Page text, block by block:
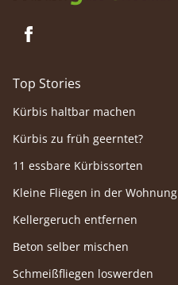
Top Stories
Kürbis haltbar machen
Kürbis zu früh geerntet?
11 essbare Kürbissorten
Kleine Fliegen in der Wohnung
Kellergeruch entfernen
Beton selber mischen
Schmeißfliegen loswerden